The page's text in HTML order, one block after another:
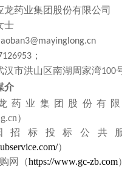
龙药业集团股份有限公司
士
；
汉市洪山区南湖周家湾100
介
药业集团股份有
）
招标投标公共
）
网（https://www.gc-zb.com）